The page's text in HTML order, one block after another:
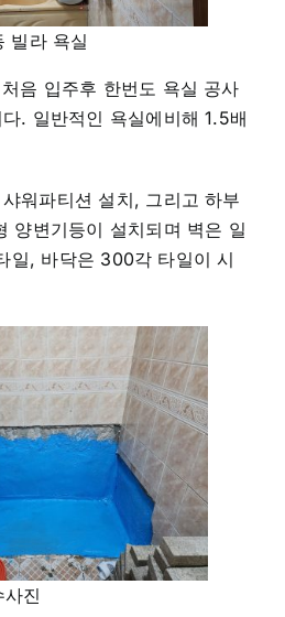
빌라 욕실
음 입주후 한번도 욕실 공사
. 일반적인 욕실에비해 1.5배
워파티션 설치, 그리고 하부
양변기등이 설치되며 벽은 일
, 바닥은 300각 타일이 시
진